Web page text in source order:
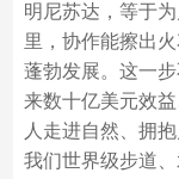
明尼苏达，等于
里，协作能擦出
蓬勃发展。这一
来数十亿美元效
人走进自然、拥
我们世界级步道